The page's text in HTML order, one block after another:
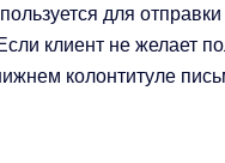
для
клиент не желает
колонтитуле